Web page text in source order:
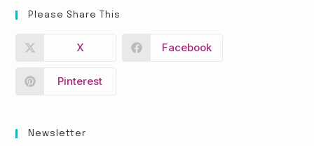
Please Share This
X Facebook
Pinterest
Newsletter